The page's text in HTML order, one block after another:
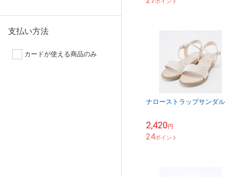
支払い方法
カードが使える商品のみ
ナローストラップサンダル
2,420円
24ポイント